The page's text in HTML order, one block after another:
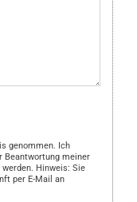
genommen. Ich
Beantwortung meiner
Hinweis: Sie
per E-Mail an